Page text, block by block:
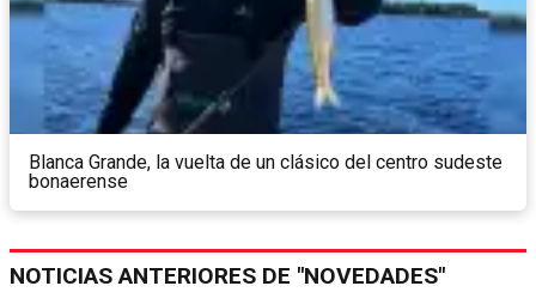
Blanca Grande, la vuelta de un clásico del centro sudeste
bonaerense
NOTICIAS ANTERIORES DE "NOVEDADES"